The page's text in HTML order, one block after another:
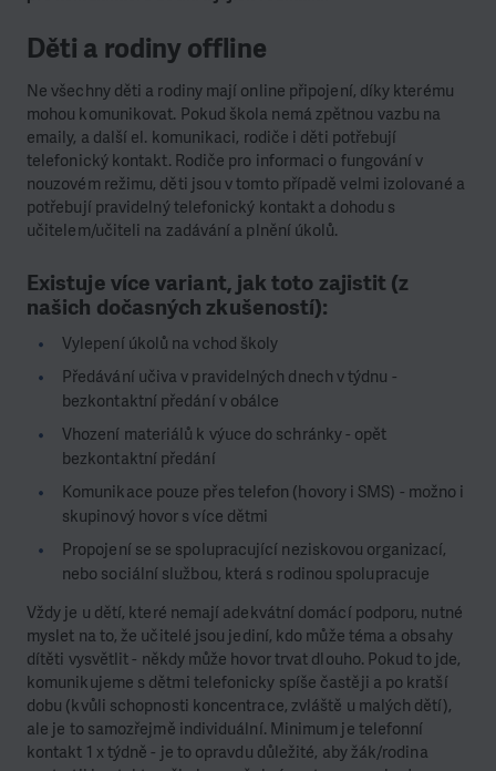
Děti a rodiny offline
Ne všechny děti a rodiny mají online připojení, díky kterému
mohou komunikovat. Pokud škola nemá zpětnou vazbu na
emaily, a další el. komunikaci, rodiče i děti potřebují
telefonický kontakt. Rodiče pro informaci o fungování v
nouzovém režimu, děti jsou v tomto případě velmi izolované a
potřebují pravidelný telefonický kontakt a dohodu s
učitelem/učiteli na zadávání a plnění úkolů.
Existuje více variant, jak toto zajistit (z
našich dočasných zkušeností):
Vylepení úkolů na vchod školy
Předávání učiva v pravidelných dnech v týdnu -
bezkontaktní předání v obálce
Vhození materiálů k výuce do schránky - opět
bezkontaktní předání
Komunikace pouze přes telefon (hovory i SMS) - možno i
skupinový hovor s více dětmi
Propojení se se spolupracující neziskovou organizací,
nebo sociální službou, která s rodinou spolupracuje
Vždy je u dětí, které nemají adekvátní domácí podporu, nutné
myslet na to, že učitelé jsou jediní, kdo může téma a obsahy
dítěti vysvětlit - někdy může hovor trvat dlouho. Pokud to jde,
komunikujeme s dětmi telefonicky spíše častěji a po kratší
dobu (kvůli schopnosti koncentrace, zvláště u malých dětí),
ale je to samozřejmě individuální. Minimum je telefonní
kontakt 1 x týdně - je to opravdu důležité, aby žák/rodina